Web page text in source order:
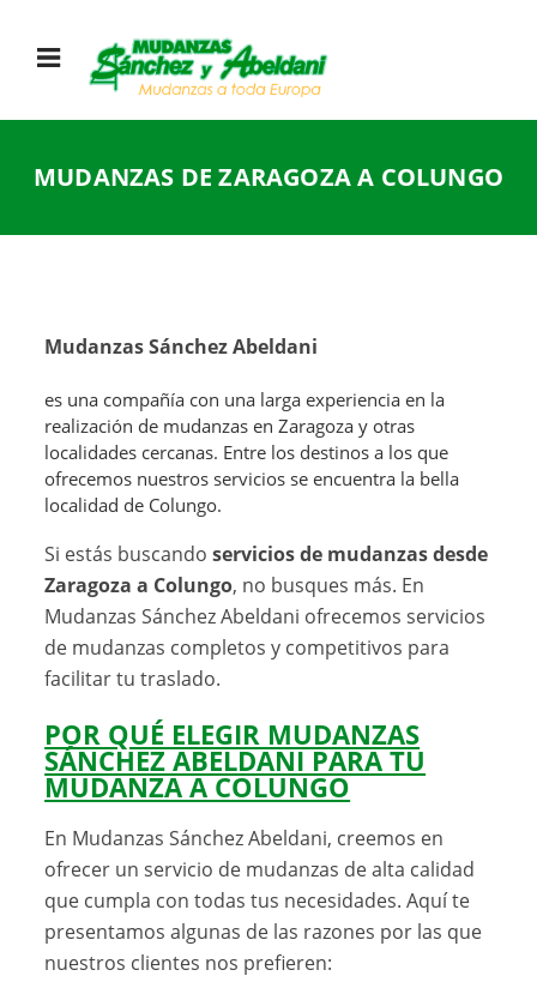
MUDANZAS DE ZARAGOZA A COLUNGO
Mudanzas Sánchez Abeldani
es una compañía con una larga experiencia en la
realización de mudanzas en Zaragoza y otras
localidades cercanas. Entre los destinos a los que
ofrecemos nuestros servicios se encuentra la bella
localidad de Colungo.
Si estás buscandoservicios de mudanzas desde
Zaragoza a Colungo, no busques más. En
Mudanzas Sánchez Abeldani ofrecemos servicios
de mudanzas completos y competitivos para
facilitar tu traslado.
POR QUÉ ELEGIR MUDANZAS
SÁNCHEZ ABELDANI PARA TU
MUDANZA A COLUNGO
En Mudanzas Sánchez Abeldani, creemos en
ofrecer un servicio de mudanzas de alta calidad
que cumpla con todas tus necesidades. Aquí te
presentamos algunas de las razones por las que
nuestros clientes nos prefieren: